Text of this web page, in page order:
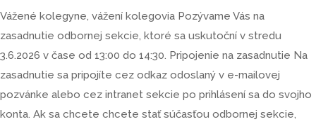
Vážené kolegyne, vážení kolegovia Pozývame Vás na
zasadnutie odbornej sekcie, ktoré sa uskutoční v stredu
3.6.2026 v čase od 13:00 do 14:30. Pripojenie na zasadnutie Na
zasadnutie sa pripojíte cez odkaz odoslaný v e-mailovej
pozvánke alebo cez intranet sekcie po prihlásení sa do svojho
konta. Ak sa chcete chcete stať súčasťou odbornej sekcie,